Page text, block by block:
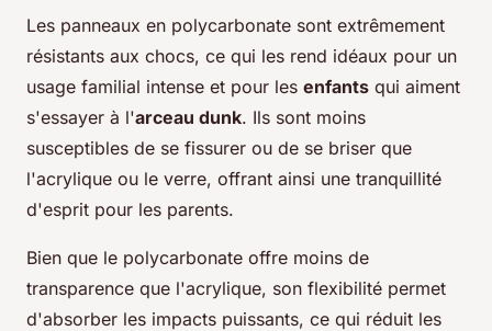
Les panneaux en polycarbonate sont extrêmement
résistants aux chocs, ce qui les rend idéaux pour un
usage familial intense et pour les enfants qui aiment
s'essayer à l'arceau dunk. Ils sont moins
susceptibles de se fissurer ou de se briser que
l'acrylique ou le verre, offrant ainsi une tranquillité
d'esprit pour les parents.
Bien que le polycarbonate offre moins de
transparence que l'acrylique, son flexibilité permet
d'absorber les impacts puissants, ce qui réduit les